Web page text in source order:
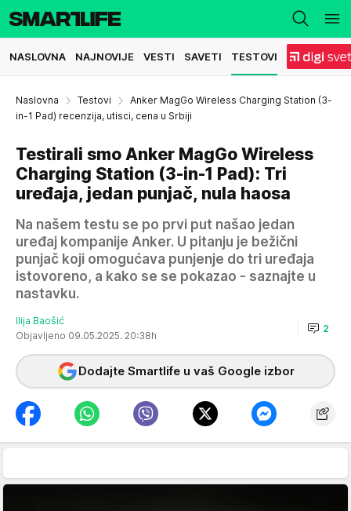
NASLOVNA NAJNOVIJE VESTI SAVETI TESTOVI
Naslovna Testovi
Anker MagGo Wireless Charging Station (3-
in-1 Pad) recenzija, utisci, cena u Srbiji
Testirali smo Anker MagGo Wireless
Charging Station (3-in-1 Pad): Tri
uređaja, jedan punjač, nula haosa
Na našem testu se po prvi put našao jedan
uređaj kompanije Anker. U pitanju je bežični
punjač koji omogućava punjenje do tri uređaja
istovoreno, a kako se se pokazao - saznajte u
nastavku.
Ilija Baošić
Objavljeno 09.05.2025. 20:38h
2
Dodajte Smartlife u vaš Google izbor